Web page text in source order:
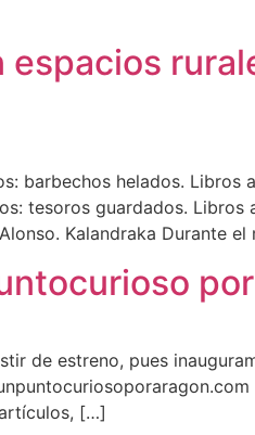
barbechos helados. Libros
tesoros guardados.
Kalandraka Durante
de estreno, pues
[…]